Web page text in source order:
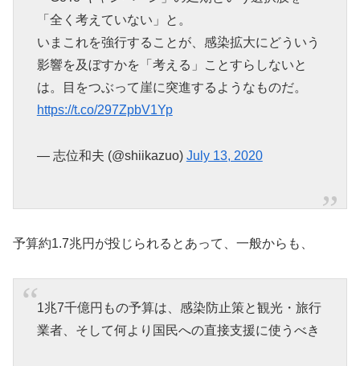
「全く考えていない」と。
いまこれを強行することが、感染拡大にどういう
影響を及ぼすかを「考える」ことすらしないと
は。目をつぶって崖に突進するようなものだ。
https://t.co/297ZpbV1Yp
— 志位和夫 (@shiikazuo) July 13, 2020
予算約1.7兆円が投じられるとあって、一般からも、
1兆7千億円もの予算は、感染防止策と観光・旅行
業者、そして何より国民への直接支援に使うべき